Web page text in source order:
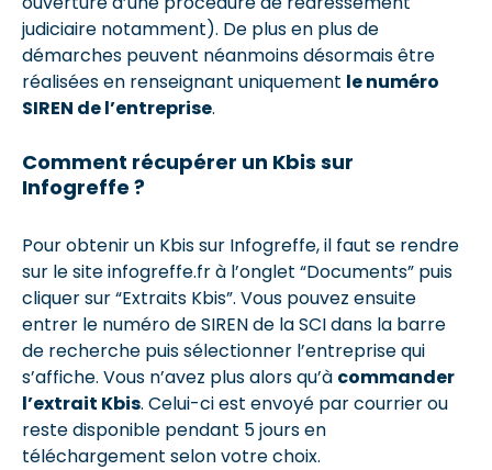
judiciaire notamment). De plus en plus de
démarches peuvent néanmoins désormais être
réalisées en renseignant uniquement le numéro
SIREN de l’entreprise.
Comment récupérer un Kbis sur
Infogreffe ?
Pour obtenir un Kbis sur Infogreffe, il faut se rendre
sur le site infogreffe.fr à l’onglet “Documents” puis
cliquer sur “Extraits Kbis”. Vous pouvez ensuite
entrer le numéro de SIREN de la SCI dans la barre
de recherche puis sélectionner l’entreprise qui
s’affiche. Vous n’avez plus alors qu’à commander
l’extrait Kbis. Celui-ci est envoyé par courrier ou
reste disponible pendant 5 jours en
téléchargement selon votre choix.